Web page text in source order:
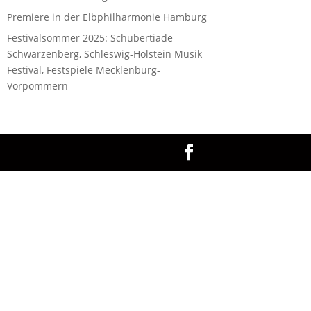
Premiere in der Elbphilharmonie Hamburg
Festivalsommer 2025: Schubertiade
Schwarzenberg, Schleswig-Holstein Musik
Festival, Festspiele Mecklenburg-
Vorpommern